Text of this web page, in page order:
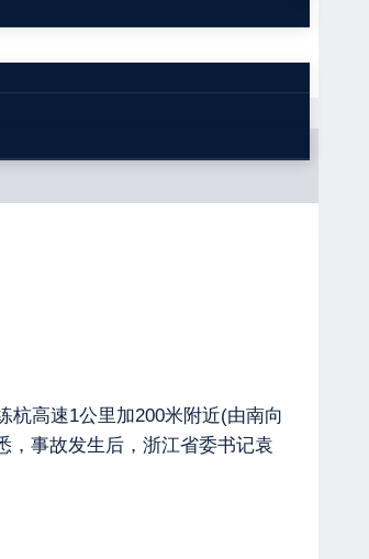
杭高速1公里加200米附近(由南向
，事故发生后，浙江省委书记袁